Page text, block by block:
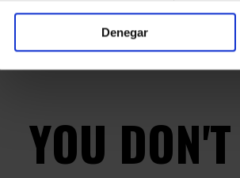
Denegar
YOU